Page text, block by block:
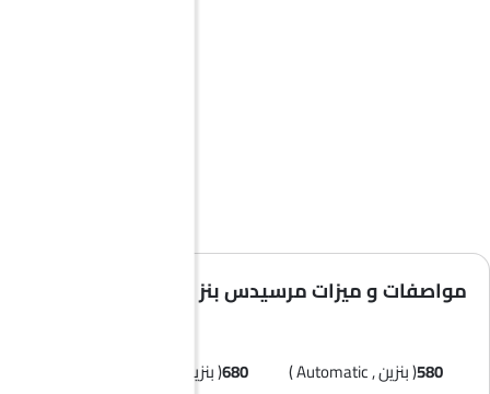
مواصفات و ميزات مرسيدس بنز مايباخ إس كلاس
580( بنزين , Automatic ) 680( بنزين , Automatic )